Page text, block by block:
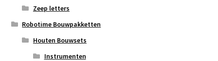
Zeep letters
Robotime Bouwpakketten
Houten Bouwsets
Instrumenten